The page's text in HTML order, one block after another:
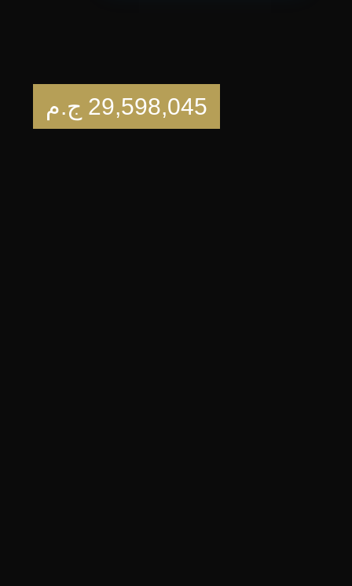
29,598,045 ج.م